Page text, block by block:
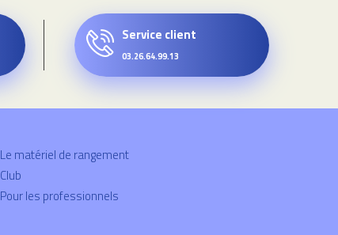
Service client
03.26.64.99.13
Le matériel de rangement
Club
Pour les professionnels